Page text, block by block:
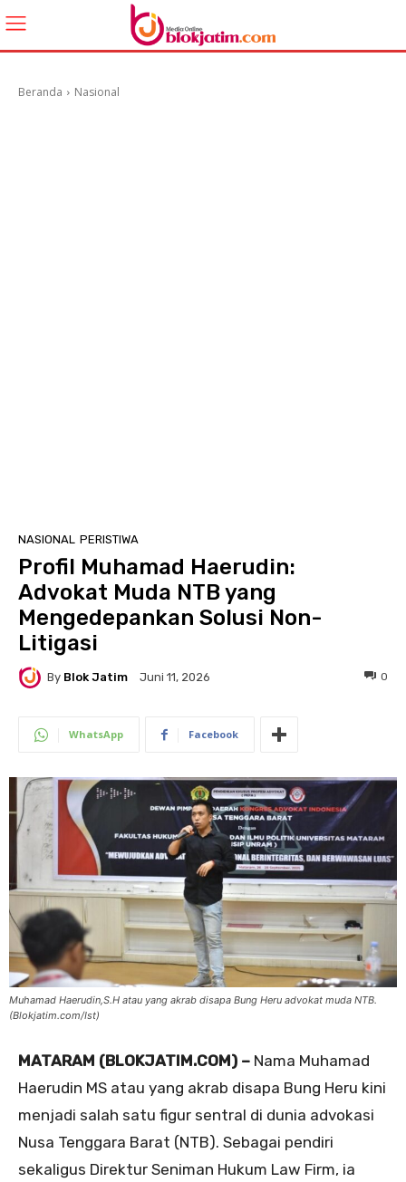
Beranda Nasional
NASIONAL PERISTIWA
Profil Muhamad Haerudin:
Advokat Muda NTB yang
Mengedepankan Solusi Non-
Litigasi
By Blok Jatim Juni 11, 2026 0
WhatsApp Facebook
Muhamad Haerudin,S.H atau yang akrab disapa Bung Heru advokat muda NTB.
(Blokjatim.com/Ist)
MATARAM (BLOKJATIM.COM) – Nama Muhamad
Haerudin MS atau yang akrab disapa Bung Heru kini
menjadi salah satu figur sentral di dunia advokasi
Nusa Tenggara Barat (NTB). Sebagai pendiri
sekaligus Direktur Seniman Hukum Law Firm, ia